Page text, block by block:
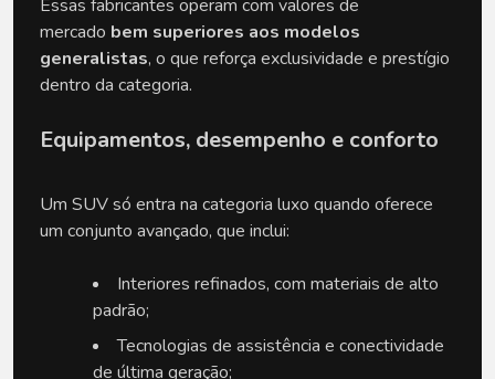
Essas fabricantes operam com valores de
mercado bem superiores aos modelos
generalistas, o que reforça exclusividade e prestígio
dentro da categoria.
Equipamentos, desempenho e conforto
Um SUV só entra na categoria luxo quando oferece
um conjunto avançado, que inclui:
Interiores refinados, com materiais de alto
padrão;
Tecnologias de assistência e conectividade
de última geração;